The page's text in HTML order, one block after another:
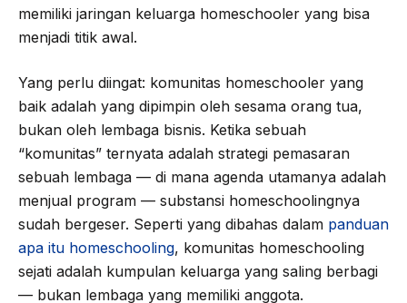
memiliki jaringan keluarga homeschooler yang bisa
menjadi titik awal.
Yang perlu diingat: komunitas homeschooler yang
baik adalah yang dipimpin oleh sesama orang tua,
bukan oleh lembaga bisnis. Ketika sebuah
“komunitas” ternyata adalah strategi pemasaran
sebuah lembaga — di mana agenda utamanya adalah
menjual program — substansi homeschoolingnya
sudah bergeser. Seperti yang dibahas dalam panduan
apa itu homeschooling, komunitas homeschooling
sejati adalah kumpulan keluarga yang saling berbagi
— bukan lembaga yang memiliki anggota.